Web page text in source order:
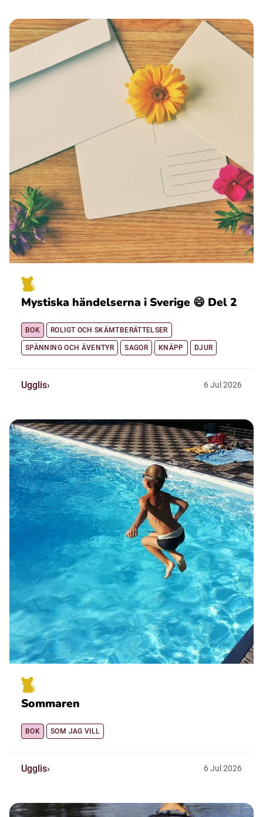
Mystiska händelserna i Sverige 😄 Del 2
BOK ROLIGT OCH SKÄMTBERÄTTELSER
SPÄNNING OCH ÄVENTYR SAGOR KNÄPP DJUR
Ugglis 6Jul 2026
Sommaren
BOK SOM JAG VILL
Ugglis 6Jul 2026